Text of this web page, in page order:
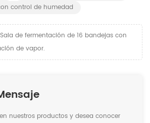
control de humedad
Sala de fermentación de 16 bandejas con
de vapor.
nuestros productos y desea conocer